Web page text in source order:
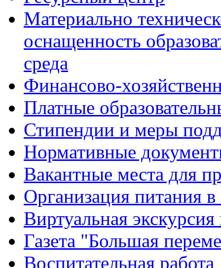
Материально
оснащенность
среда
Финансово-
Платные
Стипендии и меры
Нормативные
Вакантные места для
Организация питания в
Виртуальная
Газета "Большая
Воспитательная работа